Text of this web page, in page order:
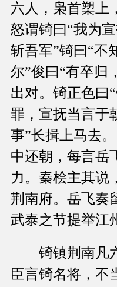
六人，枭首槊上
怒谓锜曰“我为
斩吾军”锜曰“不
尔”俊曰“有卒归
出对。锜正色曰
罪，宣抚当言于
事”长揖上马去
中还朝，每言岳
力。秦桧主其说
荆南府。岳飞奏
武泰之节提举江
锜镇荆南凡六
臣言锜名将，不